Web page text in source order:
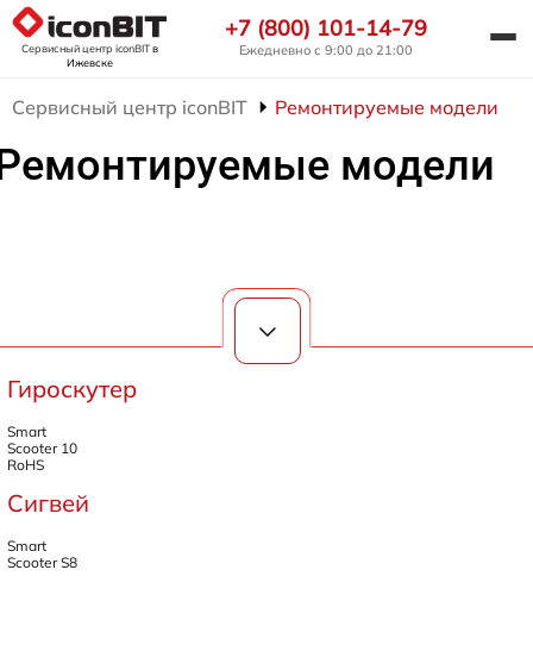
Сервисный центр iconBITв
Ижевске
+7 (800) 101-14-79
Ежедневно с 9:00 до 21:00
Сервисный центр iconBIT Ремонтируемые модели
модели
Гироскутер
Smart
Scooter 10
RoHS
Сигвей
Smart
Scooter S8